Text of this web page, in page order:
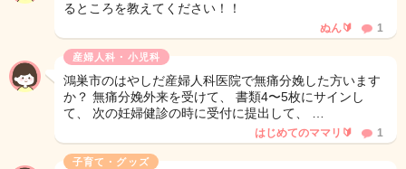
るところを教えてください！！
ぬん🔰 1
産婦人科・小児科
鴻巣市のはやしだ産婦人科医院で無痛分娩した方います
か？ 無痛分娩外来を受けて、 書類4〜5枚にサインし
て、 次の妊婦健診の時に受付に提出して、 …
はじめてのママリ🔰 1
子育て・グッズ